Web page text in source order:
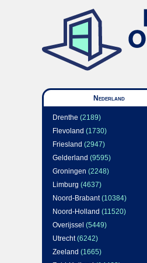
Nederland
Drenthe (2189)
Flevoland (1730)
Friesland (2947)
Gelderland (9595)
Groningen (2248)
Limburg (4637)
Noord-Brabant(10384)
Noord-Holland (11520)
Overijssel (5449)
Utrecht(6242)
Zeeland (1665)